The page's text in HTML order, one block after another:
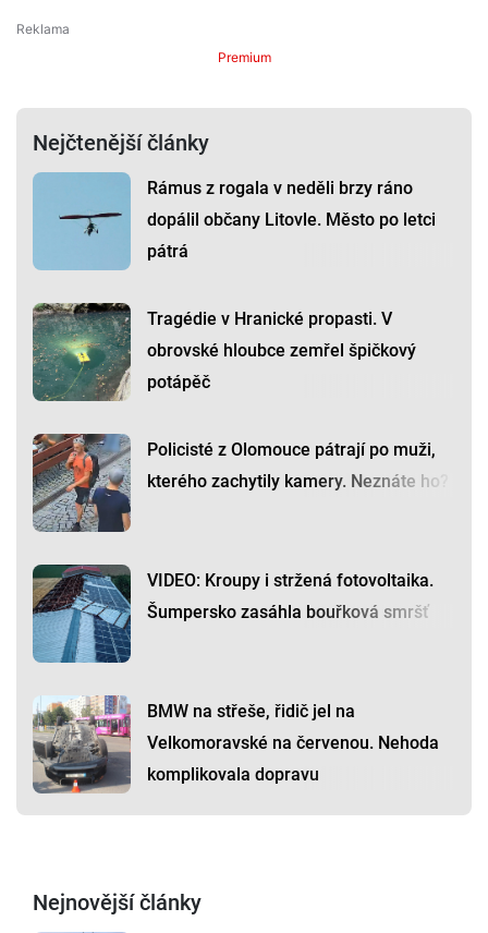
Premium
Nejčtenější články
Rámus z rogala v neděli brzy ráno
dopálil občany Litovle. Město po letci
pátrá
Tragédie v Hranické propasti. V
obrovské hloubce zemřel špičkový
potápěč
Policisté z Olomouce pátrají po muži,
kterého zachytily kamery. Neznáte ho?
VIDEO: Kroupy i stržená fotovoltaika.
Šumpersko zasáhla bouřková smršť
BMW na střeše, řidič jel na
Velkomoravské na červenou. Nehoda
komplikovala dopravu
Nejnovější články